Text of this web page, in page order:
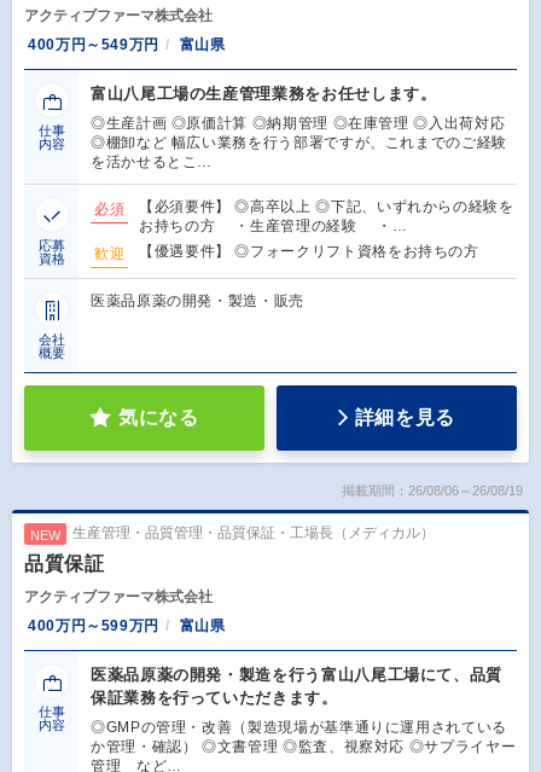
アクティブファーマ株式会社
400万円～549万円
富山県
仕事
内容
富山八尾工場の生産管理業務をお任せします。
◎生産計画 ◎原価計算 ◎納期管理 ◎在庫管理 ◎入出荷対応
◎棚卸など 幅広い業務を行う部署ですが、これまでのご経験
を活かせるとこ…
応募
資格
必須
【必須要件】 ◎高卒以上 ◎下記、いずれからの経験を
お持ちの方 ・生産管理の経験 ・…
歓迎
【優遇要件】 ◎フォークリフト資格をお持ちの方
会社
概要
医薬品原薬の開発・製造・販売
気になる 詳細を見る
掲載期間：26/08/06～26/08/19
NEW 生産管理・品質管理・品質保証・工場長（メディカル）
品質保証
アクティブファーマ株式会社
400万円～599万円
富山県
仕事
内容
医薬品原薬の開発・製造を行う富山八尾工場にて、品質
保証業務を行っていただきます。
◎GMPの管理・改善（製造現場が基準通りに運用されている
か管理・確認） ◎文書管理 ◎監査、視察対応 ◎サプライヤー
管理 など…